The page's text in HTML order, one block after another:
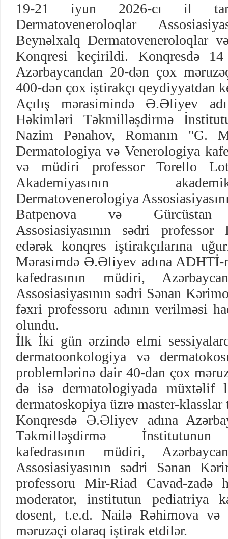
19-21 iyun 2026-cı il
Dermatoveneroloqlar
Beynəlxalq Dermatoveneroloqlar
Konqresi keçirildi. Konqresdə
Azərbaycandan 20-dən çox
400-dən çox iştirakçı qeydiyyatdan
Açılış mərasimində Ə.Əliyev
Həkimləri Təkmilləşdirmə
Nazim Pənahov, Romanın "G.
Dermatologiya və Venerologiya
və müdiri professor Torello
Akademiyasının
Dermatovenerologiya
Batpenova və Gürcüstan
Assosiasiyasının sədri
edərək konqres iştirakçılarına
Mərasimdə Ə.Əliyev adına ADHTİ-
kafedrasının müdiri,
Assosiasiyasının sədri Sənan
fəxri professoru adının verilməsi
olundu.
İlk İki gün ərzində elmi
dermatoonkologiya və
problemlərinə dair 40-dan çox
də isə dermatologiyada müxtəlif
dermatoskopiya üzrə master-
Konqresdə Ə.Əliyev adına
Təkmilləşdirmə İnstitutunun
kafedrasının müdiri,
Assosiasiyasının sədri Sənan
professoru Mir-Riad Cavad-zadə
moderator, institutun pediatriya
dosent, t.e.d. Nailə Rəhimova və
məruzəçi olaraq iştirak etdilər.